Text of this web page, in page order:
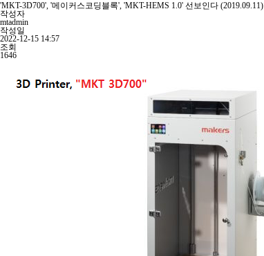
'MKT-3D700', '메이커스코딩블록', 'MKT-HEMS 1.0' 선보인다 (2019.09.11)
작성자
mtadmin
작성일
2022-12-15 14:57
조회
1646